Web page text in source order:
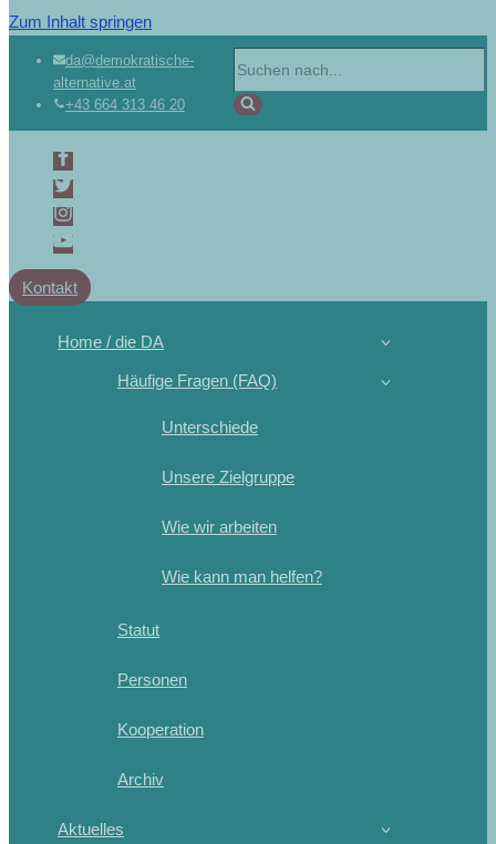
Zum Inhalt springen
da@demokratische-
alternative.at
+43 664 313 46 20
Kontakt
Home / die DA
Häufige Fragen (FAQ)
Unterschiede
Unsere Zielgruppe
Wie wir arbeiten
Wie kann man helfen?
Statut
Personen
Kooperation
Archiv
Aktuelles